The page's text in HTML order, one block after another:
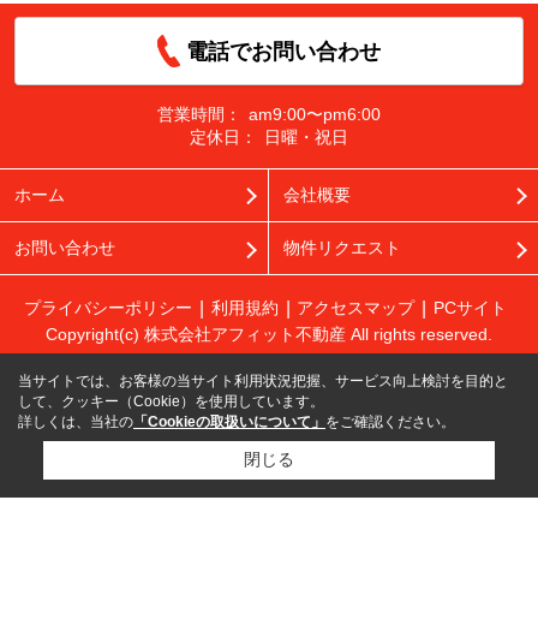
電話でお問い合わせ
営業時間：
am9:00〜pm6:00
定休日：
日曜・祝日
ホーム 会社概要
お問い合わせ 物件リクエスト
プライバシーポリシー 利用規約 アクセスマップ
PCサイト
Copyright(c) 株式会社アフィット不動産 All rights reserved.
当サイトでは、お客様の当サイト利用状況把握、サービス向上検討を目的と
して、クッキー（Cookie）を使用しています。
詳しくは、当社の 「Cookieの取扱いについて」 をご確認ください。
閉じる